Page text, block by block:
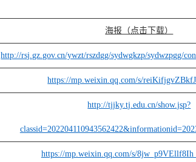
海报（点击下载）
http://rsj.gz.gov.cn/ywzt/rszdgg/sydwgkzp/sydwzpgg/
https://mp.weixin.qq.com/s/
http://tjjky.tj.edu.cn/show.jsp?
https://mp.weixin.qq.com/s/